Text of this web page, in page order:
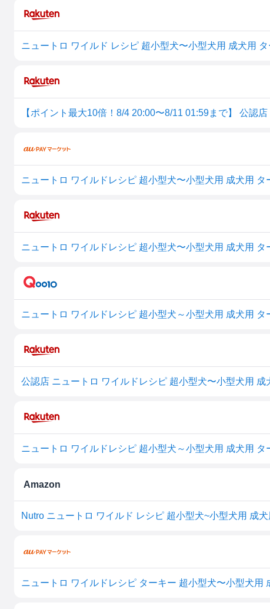
ニュートロ ワイルドレシピ 超小型犬〜小型犬用 成犬用 タ
ニュートロ ワイルドレシピ 超小型犬〜小型犬用 成犬用
ニュートロ ワイルドレシピ 超小型犬～小型犬用 成犬用 タ
ニュートロ ワイルドレシピ 超小型犬～小型犬用 成犬用 タ
Amazon